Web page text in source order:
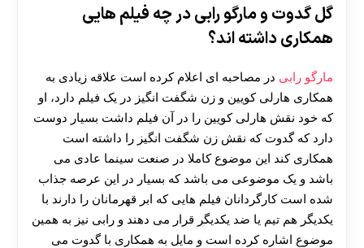
گل گدوت و مارگو رابی در چه فیلم هایی
همکاری داشته اند؟
مارگو رابی در مصاحبه ای اعلام کرده است علاقه زیادی به
همکاری هارلی کویین و زن شگفت انگیز در یک فیلم دارد، او
که خود نقش هارلی کویین را در آن فیلم داشت بسیار دوست
دارد که گدوت که نقش زن شگفت انگیز را داشته است
همکاری کند این موضوع کاملا در صنعت سینما عادی می
باشد و یک موضوعی می باشد که بسیار در این عرصه جذاب
شده است کارگردانان فیلم هایی که ابر قهرمانان را دارند با
یکدیگر هم تیم یا ضد یکدیگر قرار می دهند و رابی نیز به همین
موضوع اشاره کرده است و مایل به همکاری با گدوت می